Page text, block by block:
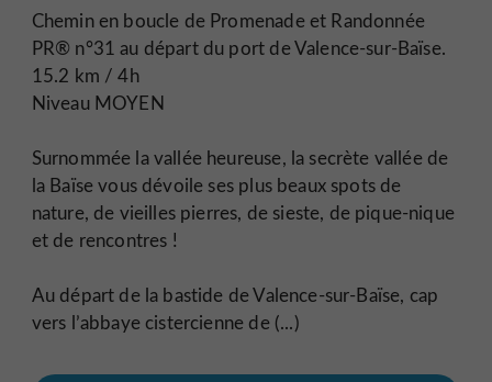
Chemin en boucle de Promenade et Randonnée
PR® n°31 au départ du port de Valence-sur-Baïse.
15.2 km / 4h
Niveau MOYEN
Surnommée la vallée heureuse, la secrète vallée de
la Baïse vous dévoile ses plus beaux spots de
nature, de vieilles pierres, de sieste, de pique-nique
et de rencontres !
Au départ de la bastide de Valence-sur-Baïse, cap
vers l’abbaye cistercienne de (...)